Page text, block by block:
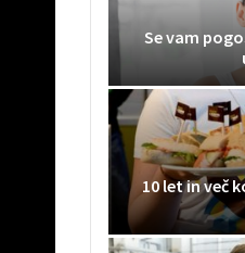
Se vam
10 let in več